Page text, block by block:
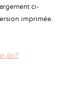
ci-
imprimée.